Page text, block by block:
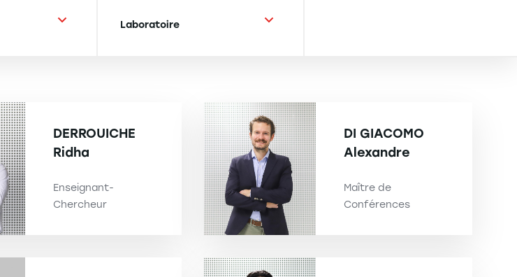
DERROUICHE
Ridha
Enseignant-
Chercheur
DI GIACOMO
Alexandre
Maître de
Conférences